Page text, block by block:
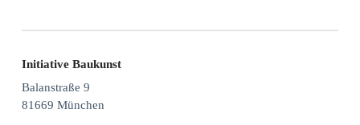
Initiative Baukunst
Balanstraße 9
81669 München